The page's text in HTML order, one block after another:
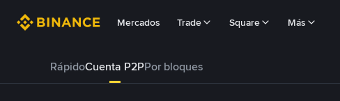
Mercados Trade Square Más
RápidoCuenta P2PPor bloques